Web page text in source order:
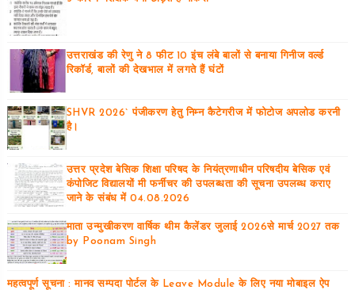
उत्तराखंड की रेणु ने 8 फीट 10 इंच लंबे बालों से बनाया गिनीज वर्ल्ड
रिकॉर्ड, बालों की देखभाल में लगते हैं घंटों
SHVR 2026` पंजीकरण हेतु निम्न कैटेगरीज में फोटोज अपलोड करनी
है।
उत्तर प्रदेश बेसिक शिक्षा परिषद के नियंत्रणाधीन परिषदीय बेसिक एवं
कंपोजिट विद्यालयों मी फर्नीचर की उपलब्धता की सूचना उपलब्ध कराए
जाने के संबंध में 04.08.2026
माता उन्मुखीकरण वार्षिक थीम कैलेंडर जुलाई 2026से मार्च 2027 तक
by Poonam Singh
महत्वपूर्ण सूचना : मानव सम्पदा पोर्टल के Leave Module के लिए नया मोबाइल ऐप